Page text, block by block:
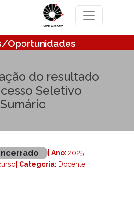
Oportunidades
do resultado
Seletivo
Sumário
| Ano: 2025
| Categoria: Docente